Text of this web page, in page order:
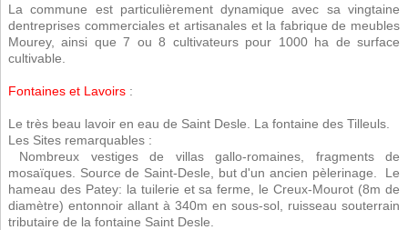
La commune est particulièrement dynamique avec sa vingtaine
dentreprises commerciales et artisanales et la fabrique de meubles
Mourey, ainsi que 7 ou 8 cultivateurs pour 1000 ha de surface
cultivable.
Fontaines et Lavoirs :
Le très beau lavoir en eau de Saint Desle. La fontaine des Tilleuls.
Les Sites remarquables :
 Nombreux vestiges de villas gallo-romaines, fragments de
mosaïques. Source de Saint-Desle, but d'un ancien pèlerinage.  Le
hameau des Patey: la tuilerie et sa ferme, le Creux-Mourot (8m de
diamètre) entonnoir allant à 340m en sous-sol, ruisseau souterrain
tributaire de la fontaine Saint Desle.